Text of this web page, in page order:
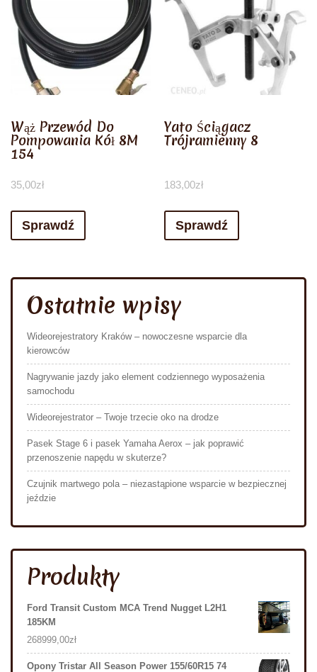
Wąż Przewód Do
Pompowania Kół 8M
154
35,00zł
Sprawdź
Yato Ściągacz
Trójramienny 8
183,00zł
Sprawdź
Ostatnie wpisy
Wideorejestratory Kraków – nowoczesne wsparcie dla
kierowców
Nagrywanie jazdy jako element codziennego wyposażenia
samochodu
Wideorejestrator – Twoje trzecie oko na drodze
Pasek Stage 6 i pasek Yamaha Aerox – jak poprawić
przenoszenie napędu w skuterze?
Czujnik martwego pola – niezastąpione wsparcie w bezpiecznej
jeździe
Produkty
Ford Transit Custom MCA Trend Nugget L2H1
185KM
268999,00zł
Opony Tristar All Season Power 155/60R15 74